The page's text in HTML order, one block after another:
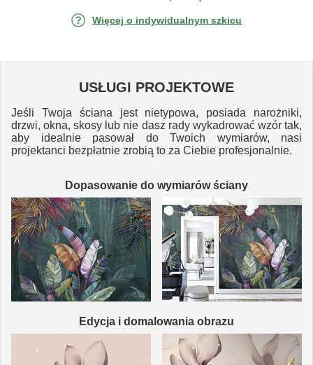
Więcej o indywidualnym szkicu
USŁUGI PROJEKTOWE
Jeśli Twoja ściana jest nietypowa, posiada narożniki,
drzwi, okna, skosy lub nie dasz rady wykadrować wzór tak,
aby idealnie pasował do Twoich wymiarów, nasi
projektanci bezpłatnie zrobią to za Ciebie profesjonalnie.
Dopasowanie do wymiarów ściany
Edycja i domalowania obrazu